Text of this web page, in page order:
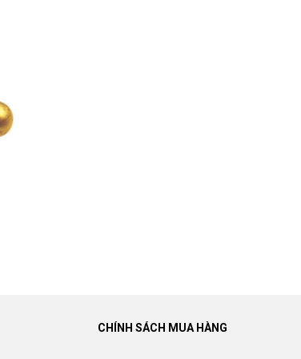
CHÍNH SÁCH MUA HÀNG